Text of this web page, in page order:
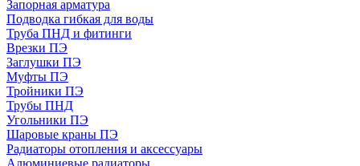
Запорная арматура
Подводка гибкая для воды
Труба ПНД и фитинги
Врезки ПЭ
Заглушки ПЭ
Муфты ПЭ
Тройники ПЭ
Трубы ПНД
Угольники ПЭ
Шаровые краны ПЭ
Радиаторы отопления и аксессуары
Алюминиевые радиаторы